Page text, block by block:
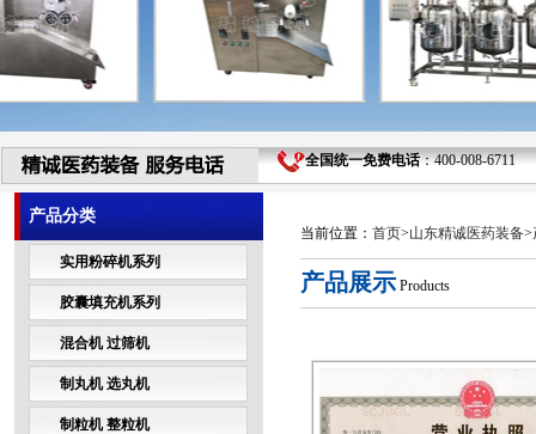
全国统一免费电话：400-008-
产品分类
实用粉碎机系列
胶囊填充机系列
混合机 过筛机
制丸机 选丸机
制粒机 整粒机
当前位置： 首页>山东精诚医药装备>
产品展示 Products